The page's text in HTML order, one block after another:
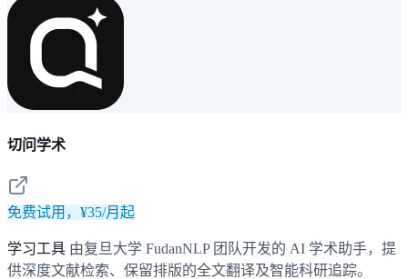
切问学术
免费试用，¥35/月起
学习工具 由复旦大学 FudanNLP 团队开发的 AI 学术助手，提
供深度文献检索、保留排版的全文翻译及智能科研追踪。